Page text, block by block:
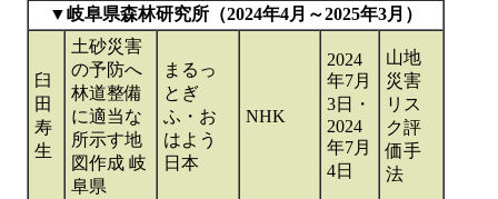
▼岐阜県森林研究所（2024年4月～2025年3月）
臼
田
寿
生
土砂災害
の予防へ
林道整備
に適当な
所示す地
図作成 岐
阜県
まるっ
とぎ
ふ・お
はよう
日本
NHK
2024
年7月
3日・
2024
年7月
4日
山地
災害
リス
ク評
価手
法